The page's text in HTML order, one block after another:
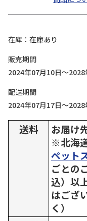
在庫
在庫あり
販売期間
2024年07月10日～2028
配送期間
2024年07月17日～2028
送料
お届け
※北海
ペット
ごとの
込）以
はござ
く）